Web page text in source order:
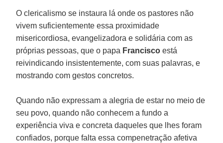
O clericalismo se instaura lá onde os pastores não
vivem suficientemente essa proximidade
misericordiosa, evangelizadora e solidária com as
próprias pessoas, que o papa Francisco está
reivindicando insistentemente, com suas palavras, e
mostrando com gestos concretos.
Quando não expressam a alegria de estar no meio de
seu povo, quando não conhecem a fundo a
experiência viva e concreta daqueles que lhes foram
confiados, porque falta essa compenetração afetiva